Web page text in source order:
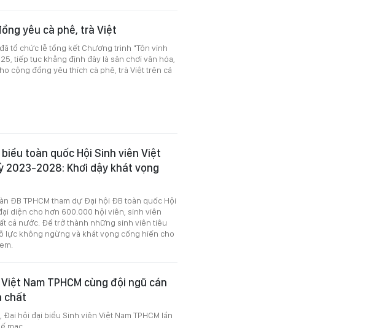
yêu cà phê, trà Việt
tổ chức lễ tổng kết Chương trình "Tôn vinh
tiếp tục khẳng định đây là sân chơi văn hóa,
cộng đồng yêu thích cà phê, trà Việt trên cả
toàn quốc Hội Sinh viên Việt
2023-2028: Khơi dậy khát vọng
ĐB TPHCM tham dự Đại hội ĐB toàn quốc Hội
diện cho hơn 600.000 hội viên, sinh viên
cả nước. Để trở thành những sinh viên tiêu
lực không ngừng và khát vọng cống hiến cho
Nam TPHCM cùng đội ngũ cán
chất
Đại hội đại biểu Sinh viên Việt Nam TPHCM lần